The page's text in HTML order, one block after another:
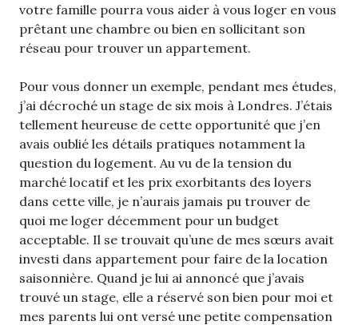
votre famille pourra vous aider à vous loger en vous
prêtant une chambre ou bien en sollicitant son
réseau pour trouver un appartement.
Pour vous donner un exemple, pendant mes études,
j’ai décroché un stage de six mois à Londres. J’étais
tellement heureuse de cette opportunité que j’en
avais oublié les détails pratiques notamment la
question du logement. Au vu de la tension du
marché locatif et les prix exorbitants des loyers
dans cette ville, je n’aurais jamais pu trouver de
quoi me loger décemment pour un budget
acceptable. Il se trouvait qu’une de mes sœurs avait
investi dans appartement pour faire de la location
saisonnière. Quand je lui ai annoncé que j’avais
trouvé un stage, elle a réservé son bien pour moi et
mes parents lui ont versé une petite compensation